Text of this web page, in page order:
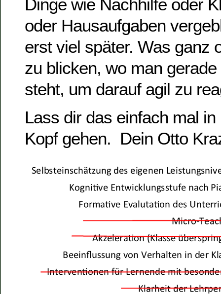
Dinge wie Nachhilfe oder
oder Hausaufgaben
erst viel später. Was ganz
zu blicken, wo man
steht, um darauf agil zu
Lass dir das einfach mal
Kopf gehen. Dein Otto